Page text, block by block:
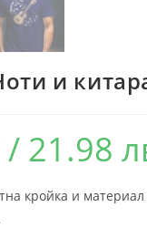
и
/ 21.98
кройка и материал